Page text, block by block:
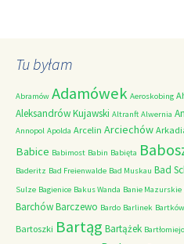
Tu byłam
Abramów Adamówek Aeroskobing
Aleksandrów Kujawski Altranft Alwernia
Annopol Apolda Arcelin Arciechów
Babice Babimost Babin Babięta
Baderitz Bad Freienwalde Bad Muskau Bad
Sulze Bagienice Bakus Wanda Banie Mazurskie
BarchówBarczewo Bardo Barlinek Bartków
Bartoszki Bartąg Bartążek